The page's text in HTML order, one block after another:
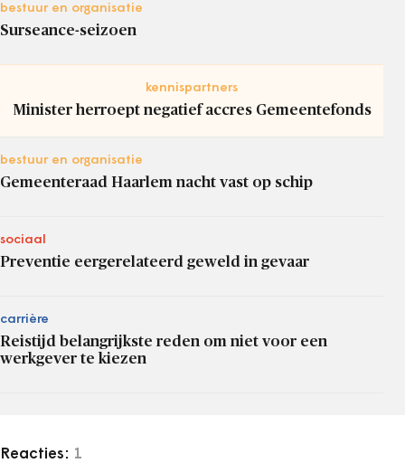
bestuur en organisatie
Surseance-seizoen
kennispartners
Minister herroept negatief accres Gemeentefonds
bestuur en organisatie
Gemeenteraad Haarlem nacht vast op schip
sociaal
Preventie eergerelateerd geweld in gevaar
carrière
Reistijd belangrijkste reden om niet voor een
werkgever te kiezen
Reacties: 1